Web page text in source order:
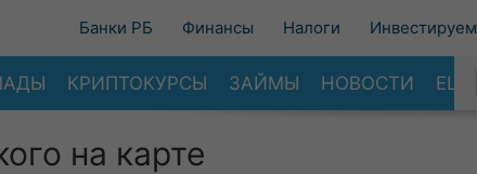
Банки РБ Финансы Налоги Инвестируем
КРИПТОКУРСЫ ЗАЙМЫ НОВОСТИ ЕЩЕ
на карте